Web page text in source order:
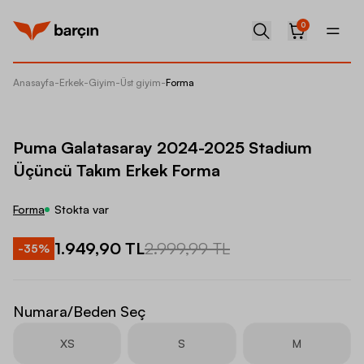
0
Anasayfa-Erkek-Giyim-Üst giyim-Forma
Puma Galatasaray 2024-2025 Stadium
Üçüncü Takım Erkek Forma
Forma Stokta var
-35% 1.949,90 TL2.999,99 TL
Numara/Beden Seç
XS S M